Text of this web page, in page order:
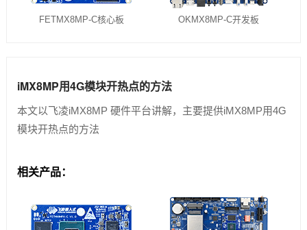
FETMX8MP-C核心板 OKMX8MP-C开发板
iMX8MP用4G模块开热点的方法
本文以飞凌iMX8MP 硬件平台讲解，主要提供iMX8MP用4G
模块开热点的方法
相关产品：